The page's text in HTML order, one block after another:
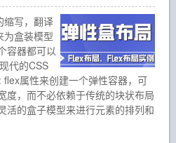
缩写，翻译
为盒装模型
容器都可以
代的CSS
属性来创建一个弹性容器，可
度，而不必依赖于传统的块状布局
活的盒子模型来进行元素的排列和